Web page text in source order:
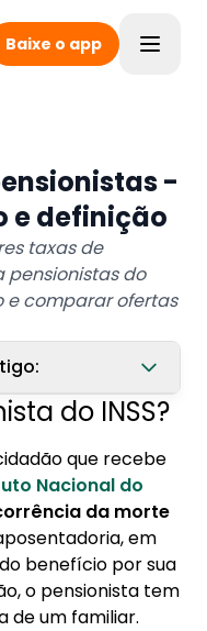
Baixe o app
-
e definição
taxas de
do
e comparar ofertas
sendo
pensionista
pode pegar
do INSS?
que recebe
Nacional do
da morte
em
benefício por sua
o pensionista tem
de um familiar.